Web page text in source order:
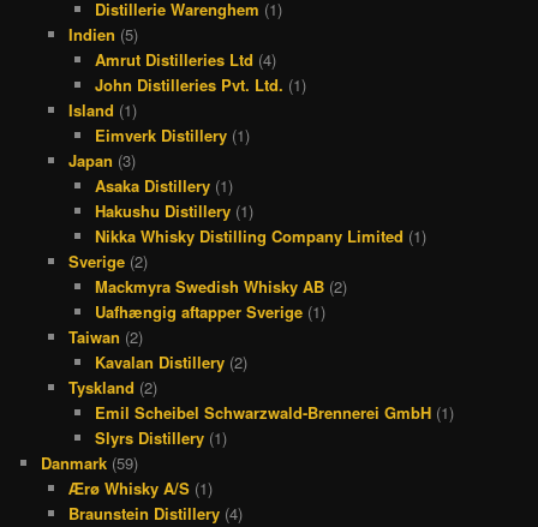
Distillerie Warenghem (1)
Indien (5)
Amrut Distilleries Ltd (4)
John Distilleries Pvt. Ltd. (1)
Island (1)
Eimverk Distillery (1)
Japan (3)
Asaka Distillery (1)
Hakushu Distillery (1)
Nikka Whisky Distilling Company Limited (1)
Sverige(2)
Mackmyra Swedish Whisky AB (2)
Uafhængig aftapper Sverige (1)
Taiwan (2)
Kavalan Distillery (2)
Tyskland (2)
Emil Scheibel Schwarzwald-Brennerei GmbH (1)
Slyrs Distillery (1)
Danmark (59)
Ærø Whisky A/S(1)
Braunstein Distillery(4)